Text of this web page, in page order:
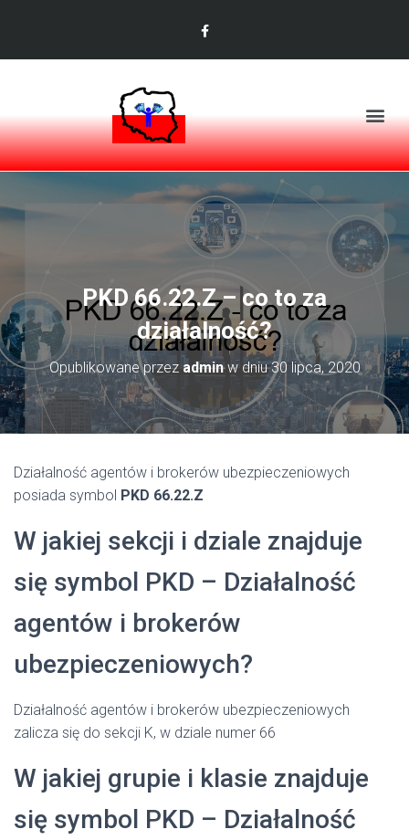
PKD 66.22.Z – co to za
działalność?
Opublikowane przezadminw dniu30 lipca, 2020
Działalność agentów i brokerów ubezpieczeniowych
posiada symbol PKD 66.22.Z
W jakiej sekcji i dziale znajduje
się symbol PKD – Działalność
agentów i brokerów
ubezpieczeniowych?
Działalność agentów i brokerów ubezpieczeniowych
zalicza się do sekcji K, w dziale numer 66
W jakiej grupie i klasie znajduje
się symbol PKD – Działalność